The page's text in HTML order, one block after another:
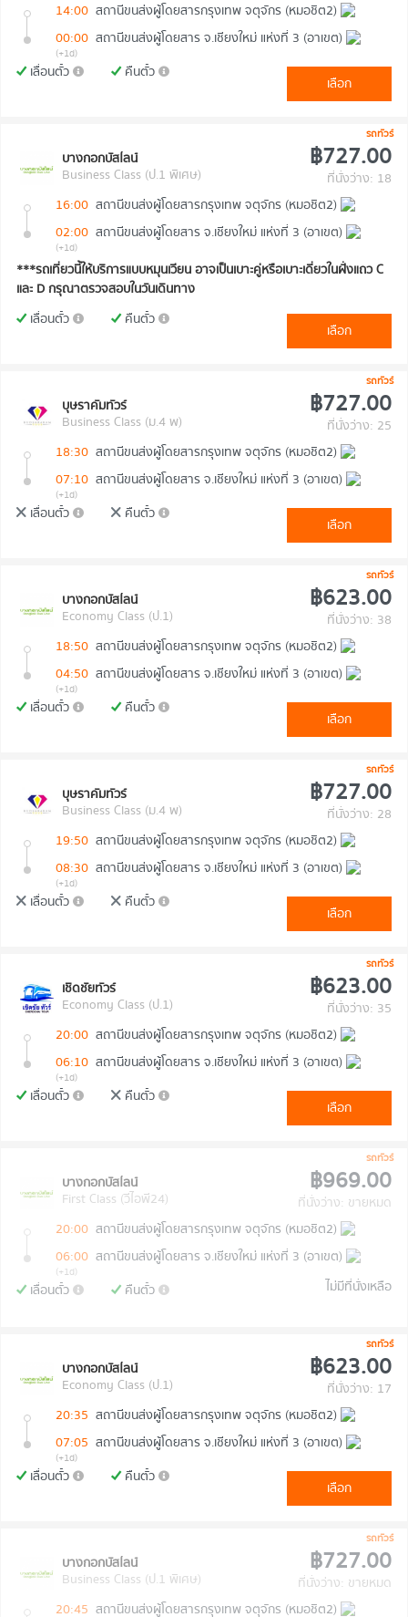
14:00 สถานีขนส่งผู้โดยสารกรุงเทพ จตุจักร (หมอชิต2)
00:00 สถานีขนส่งผู้โดยสาร จ.เชียงใหม่ แห่งที่ 3 (อาเขต)
(+1d)
เลื่อนตั๋ว คืนตั๋ว
เลือก
รถทัวร์
บางกอกบัสไลน์
Business Class (ป.1 พิเศษ)
฿727.00
ที่นั่งว่าง: 18
16:00 สถานีขนส่งผู้โดยสารกรุงเทพ จตุจักร (หมอชิต2)
02:00 สถานีขนส่งผู้โดยสาร จ.เชียงใหม่ แห่งที่ 3 (อาเขต)
(+1d)
***รถเที่ยวนี้ให้บริการแบบหมุนเวียน อาจเป็นเบาะคู่หรือเบาะเดี่ยวในฝั่งแถว C
และ D กรุณาตรวจสอบในวันเดินทาง
เลื่อนตั๋ว
คืนตั๋ว
เลือก
รถทัวร์
บุษราคัมทัวร์
Business Class (ม.4 พ)
฿727.00
ที่นั่งว่าง: 25
18:30 สถานีขนส่งผู้โดยสารกรุงเทพ จตุจักร (หมอชิต2)
07:10 สถานีขนส่งผู้โดยสาร จ.เชียงใหม่ แห่งที่ 3 (อาเขต)
(+1d)
เลื่อนตั๋ว คืนตั๋ว
เลือก
รถทัวร์
บางกอกบัสไลน์
Economy Class (ป.1)
฿623.00
ที่นั่งว่าง: 38
18:50 สถานีขนส่งผู้โดยสารกรุงเทพ จตุจักร (หมอชิต2)
04:50 สถานีขนส่งผู้โดยสาร จ.เชียงใหม่ แห่งที่ 3 (อาเขต)
(+1d)
เลื่อนตั๋ว คืนตั๋ว
เลือก
รถทัวร์
บุษราคัมทัวร์
Business Class (ม.4 พ)
฿727.00
ที่นั่งว่าง: 28
19:50 สถานีขนส่งผู้โดยสารกรุงเทพ จตุจักร (หมอชิต2)
08:30 สถานีขนส่งผู้โดยสาร จ.เชียงใหม่ แห่งที่ 3 (อาเขต)
(+1d)
เลื่อนตั๋ว คืนตั๋ว
เลือก
รถทัวร์
เชิดชัยทัวร์
Economy Class (ป.1)
฿623.00
ที่นั่งว่าง: 35
20:00 สถานีขนส่งผู้โดยสารกรุงเทพ จตุจักร (หมอชิต2)
06:10 สถานีขนส่งผู้โดยสาร จ.เชียงใหม่ แห่งที่ 3 (อาเขต)
(+1d)
เลื่อนตั๋ว คืนตั๋ว
เลือก
รถทัวร์
บางกอกบัสไลน์
First Class (วีไอพี24)
฿969.00
ที่นั่งว่าง: ขายหมด
20:00 สถานีขนส่งผู้โดยสารกรุงเทพ จตุจักร (หมอชิต2)
06:00 สถานีขนส่งผู้โดยสาร จ.เชียงใหม่ แห่งที่ 3 (อาเขต)
(+1d)
เลื่อนตั๋ว คืนตั๋ว ไม่มีที่นั่งเหลือ
รถทัวร์
บางกอกบัสไลน์
Economy Class (ป.1)
฿623.00
ที่นั่งว่าง: 17
20:35 สถานีขนส่งผู้โดยสารกรุงเทพ จตุจักร (หมอชิต2)
07:05 สถานีขนส่งผู้โดยสาร จ.เชียงใหม่ แห่งที่ 3 (อาเขต)
(+1d)
เลื่อนตั๋ว คืนตั๋ว
เลือก
รถทัวร์
บางกอกบัสไลน์
Business Class (ป.1 พิเศษ)
฿727.00
ที่นั่งว่าง: ขายหมด
20:45 สถานีขนส่งผู้โดยสารกรุงเทพ จตุจักร (หมอชิต2)